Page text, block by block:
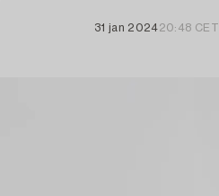
31 jan 202420:48 CET